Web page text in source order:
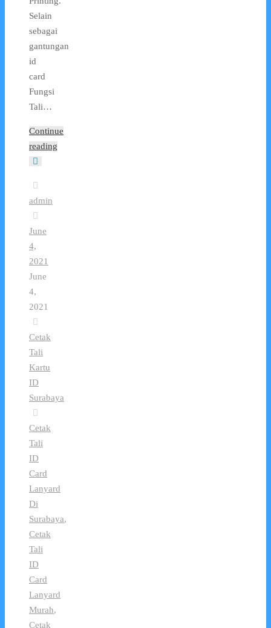
Selain
sebagai
gantungan
id
card
Fungsi
Tali…
Continue
reading
admin
June
4,
2021
June
4,
2021
Cetak
Tali
Kartu
ID
Surabaya
Cetak
Tali
ID
Card
Lanyard
Di
Surabaya,
Cetak
Tali
ID
Card
Lanyard
Murah,
Cetak